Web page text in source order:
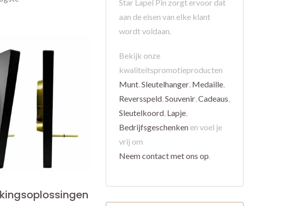
Star Lapel Pin zorgt ervoor dat
aan de eisen van elke klant
wordt voldaan.
Bekijk onze
kwaliteitspromotieproducten
Munt,Sleutelhanger, Medaille,
Reversspeld,Souvenir,Cadeaus,
Sleutelkoord, Lapje,
Bedrijfsgeschenken en voel je
vrij om
Neem contact met ons op.